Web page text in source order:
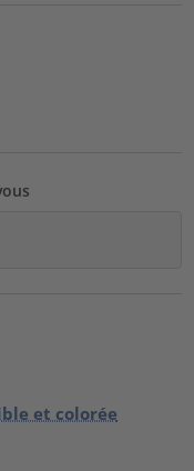
et colorée